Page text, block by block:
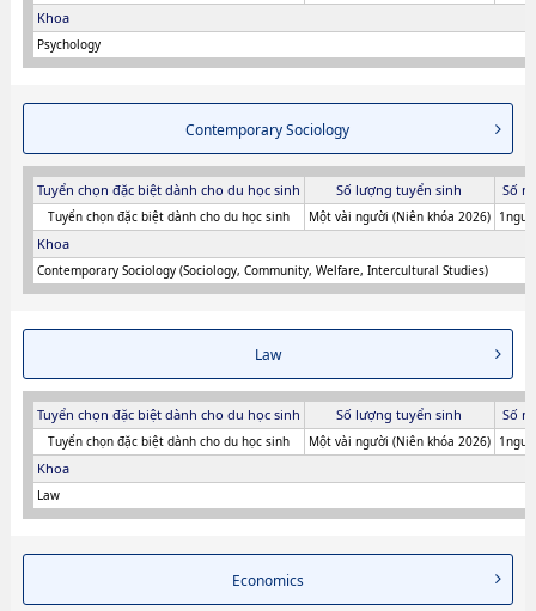
Khoa
Psychology
Contemporary Sociology
Tuyển chọn đặc biệt dành cho du học sinh Số lượng tuyển sinh Số
Tuyển chọn đặc biệt dành cho du học sinh Một vài người (Niên khóa 2026)
Khoa
Contemporary Sociology (Sociology, Community, Welfare, Intercultural Studies)
Law
Tuyển chọn đặc biệt dành cho du học sinh Số lượng tuyển sinh Số
Tuyển chọn đặc biệt dành cho du học sinh Một vài người (Niên khóa 2026)
Khoa
Law
Economics